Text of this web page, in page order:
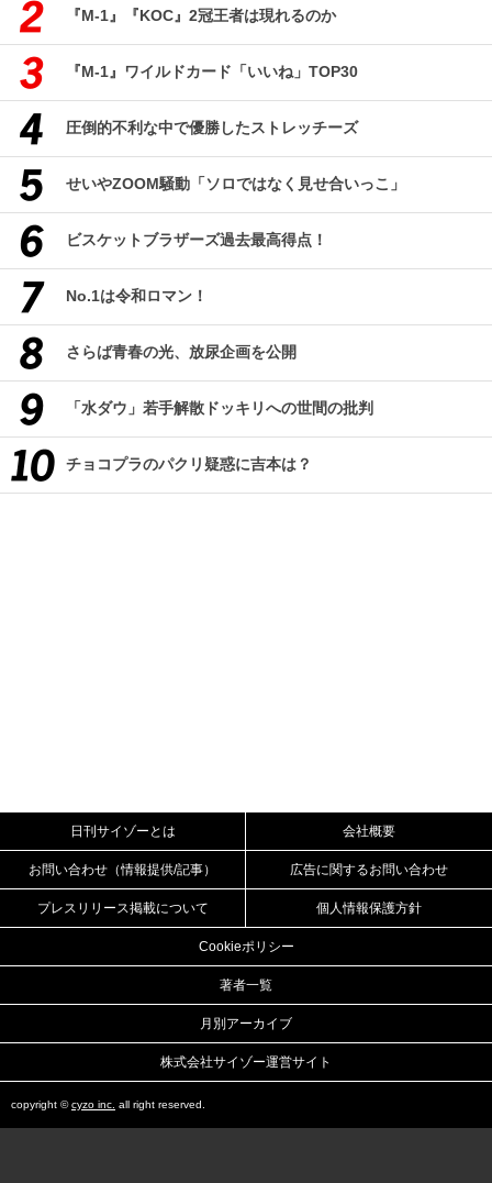
『M-1』『KOC』2冠王者は現れるのか
『M-1』ワイルドカード「いいね」TOP30
圧倒的不利な中で優勝したストレッチーズ
せいやZOOM騒動「ソロではなく見せ合いっこ」
ビスケットブラザーズ過去最高得点！
No.1は令和ロマン！
さらば青春の光、放尿企画を公開
「水ダウ」若手解散ドッキリへの世間の批判
チョコプラのパクリ疑惑に吉本は？
日刊サイゾーとは 会社概要
お問い合わせ（情報提供/記事） 広告に関するお問い合わせ
プレスリリース掲載について 個人情報保護方針
Cookieポリシー
著者一覧
月別アーカイブ
株式会社サイゾー運営サイト
copyright ©cyzo inc. all right reserved.